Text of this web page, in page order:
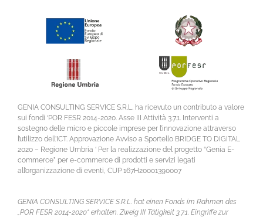
GENIA CONSULTING SERVICE S.R.L. ha ricevuto un contributo a valore
sui fondi ‘POR FESR 2014-2020. Asse III Attività 3.7.1. Interventi a
sostegno delle micro e piccole imprese per l’innovazione attraverso
l’utilizzo dell’ICT. Approvazione Avviso a Sportello BRIDGE TO DIGITAL
2020 – Regione Umbria ‘ Per la realizzazione del progetto “Genia E-
commerce” per e-commerce di prodotti e servizi legati
all’organizzazione di eventi, CUP 167H20001390007
GENIA CONSULTING SERVICE S.R.L. hat einen Fonds im Rahmen des
„POR FESR 2014-2020“ erhalten. Zweig III Tätigkeit 3.7.1. Eingriffe zur